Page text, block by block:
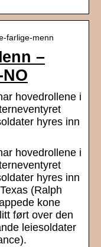
farlige-menn
–
hovedrollene i
hyres inn
hovedrollene i
hyres inn
(Ralph
kone
ført over den
leiesoldater